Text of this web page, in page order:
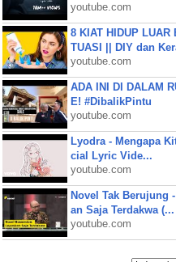
youtube.com
8 KIAT HIDUP LUAR
TUASI || DIY dan
youtube.com
ADA INI DI DALAM
E! #DibalikPintu
youtube.com
Lyodra - Mengapa
cial Lyric Vide...
youtube.com
Novel Tak Berujung
an Saja Terdakwa (...
youtube.com